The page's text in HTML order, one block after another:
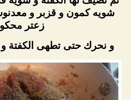
شويه كمون و قزبر و
زعتر
و نحرك حتى تطهى الكفتة و